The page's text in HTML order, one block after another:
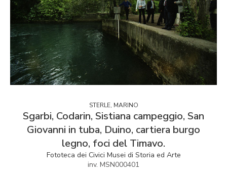
STERLE, MARINO
Sgarbi, Codarin, Sistiana campeggio, San
Giovanni in tuba, Duino, cartiera burgo
legno, foci del Timavo.
Fototeca dei Civici Musei di Storia ed Arte
inv. MSN000401